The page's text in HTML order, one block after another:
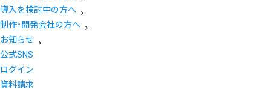
導入を検討中の方へ
制作・開発会社の方へ
お知らせ
公式SNS
ログイン
資料請求